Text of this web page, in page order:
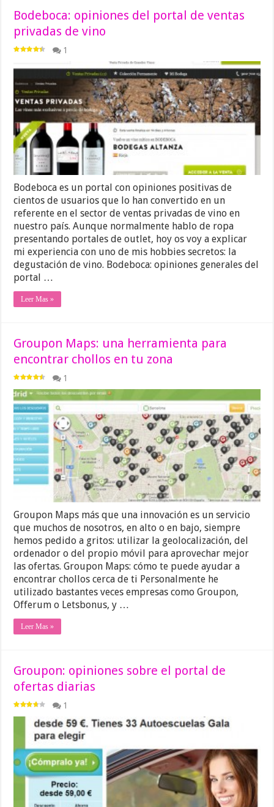
Bodeboca: opiniones del portal de ventas
privadas de vino
1
Bodeboca es un portal con opiniones positivas de
cientos de usuarios que lo han convertido en un
referente en el sector de ventas privadas de vino en
nuestro país. Aunque normalmente hablo de ropa
presentando portales de outlet, hoy os voy a explicar
mi experiencia con uno de mis hobbies secretos: la
degustación de vino. Bodeboca: opiniones generales del
portal …
Leer Mas »
Groupon Maps: una herramienta para
encontrar chollos en tu zona
1
Groupon Maps más que una innovación es un servicio
que muchos de nosotros, en alto o en bajo, siempre
hemos pedido a gritos: utilizar la geolocalización, del
ordenador o del propio móvil para aprovechar mejor
las ofertas. Groupon Maps: cómo te puede ayudar a
encontrar chollos cerca de ti Personalmente he
utilizado bastantes veces empresas como Groupon,
Offerum o Letsbonus, y …
Leer Mas »
Groupon: opiniones sobre el portal de
ofertas diarias
1